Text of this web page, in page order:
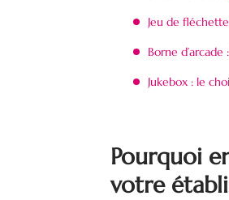
Jeu de
Borne
Jukebox : le
Pourquoi
votre